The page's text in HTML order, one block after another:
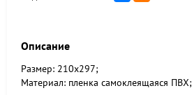
Описание
Размер: 210х297;
Материал: пленка самоклеящаяся ПВХ;